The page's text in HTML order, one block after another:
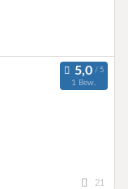
1 Bew.
21